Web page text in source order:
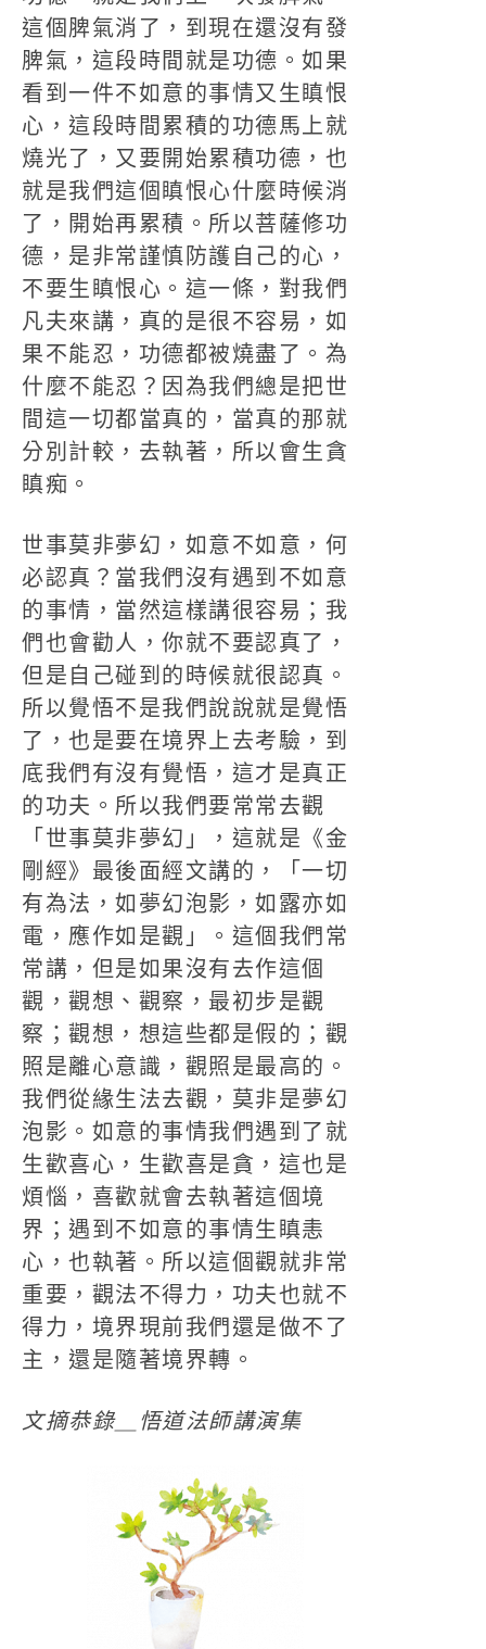
這個脾氣消了，到現在還沒有發
脾氣，這段時間就是功德。如果
看到一件不如意的事情又生瞋恨
心，這段時間累積的功德馬上就
燒光了，又要開始累積功德，也
就是我們這個瞋恨心什麼時候消
了，開始再累積。所以菩薩修功
德，是非常謹慎防護自己的心，
不要生瞋恨心。這一條，對我們
凡夫來講，真的是很不容易，如
果不能忍，功德都被燒盡了。為
什麼不能忍？因為我們總是把世
間這一切都當真的，當真的那就
分別計較，去執著，所以會生貪
瞋痴。
世事莫非夢幻，如意不如意，何
必認真？當我們沒有遇到不如意
的事情，當然這樣講很容易；我
們也會勸人，你就不要認真了，
但是自己碰到的時候就很認真。
所以覺悟不是我們說說就是覺悟
了，也是要在境界上去考驗，到
底我們有沒有覺悟，這才是真正
的功夫。所以我們要常常去觀
「世事莫非夢幻」，這就是《金
剛經》最後面經文講的，「一切
有為法，如夢幻泡影，如露亦如
電，應作如是觀」。這個我們常
常講，但是如果沒有去作這個
觀，觀想、觀察，最初步是觀
察；觀想，想這些都是假的；觀
照是離心意識，觀照是最高的。
我們從緣生法去觀，莫非是夢幻
泡影。如意的事情我們遇到了就
生歡喜心，生歡喜是貪，這也是
煩惱，喜歡就會去執著這個境
界；遇到不如意的事情生瞋恚
心，也執著。所以這個觀就非常
重要，觀法不得力，功夫也就不
得力，境界現前我們還是做不了
主，還是隨著境界轉。
文摘恭錄＿悟道法師講演集